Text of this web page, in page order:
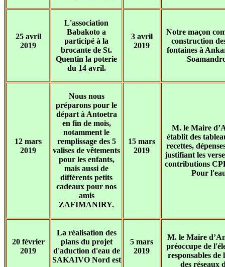
25 avril
2019
L'association
Babakoto a
participé à la
brocante de St.
Quentin la poterie
du 14 avril.
3 avril
2019
Notre maçon
construction
fontaines à
12 mars
2019
Nous nous
préparons pour le
départ à Antoetra
en fin de mois,
notamment le
remplissage des 5
valises de vêtements
pour les enfants,
mais aussi de
différents petits
cadeaux pour nos
amis
ZAFIMANIRY.
15 mars
2019
M. le Maire
établit des
recettes,
justifiant les
contributions
Pour
20 février
2019
La réalisation des
plans du projet
d'aduction d'eau de
SAKAIVO Nord est
5 mars
2019
M. le Maire
préoccupe de
responsables de
des réseaux